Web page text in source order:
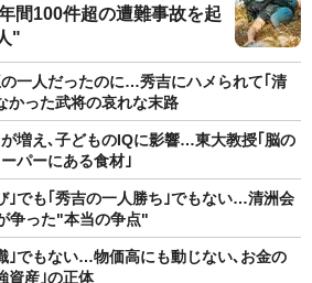
間100件超の遭難事故を起
"
一人だったのに…秀吉にハメられて｢清
かった武将の哀れな末路
増え､子どものIQに影響…東大教授｢脳の
パーにある食材｣
｣でも｢秀吉の一人勝ち｣でもない…清洲会
争った"本当の争点"
｣でもない…物価高にも動じない､お金の
資産｣の正体